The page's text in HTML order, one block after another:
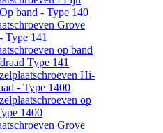
band - Type 140
Grove
Type 141
op band
Type 141
Hi-
- Type 1400
op
1400
Grove